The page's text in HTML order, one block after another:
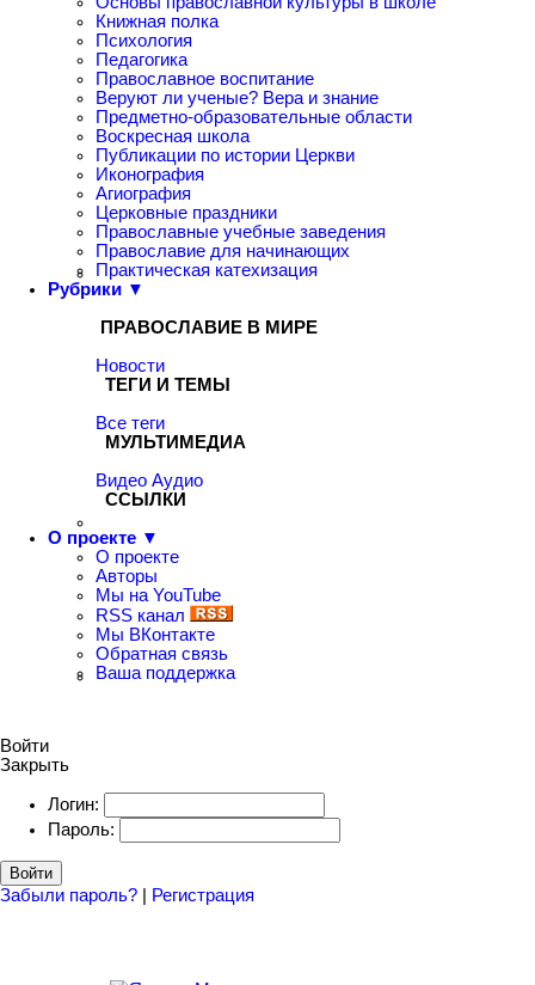
Книжная полка
Психология
Педагогика
Православное воспитание
Веруют ли ученые? Вера и знание
Предметно-образовательные области
Воскресная школа
Публикации по истории Церкви
Иконография
Агиография
Церковные праздники
Православные учебные заведения
Православие для начинающих
Практическая катехизация
Рубрики ▼
ПРАВОСЛАВИЕ В МИРЕ
Новости
ТЕГИ И ТЕМЫ
Все теги
МУЛЬТИМЕДИА
Видео Аудио
ССЫЛКИ
О проекте ▼
О проекте
Авторы
Мы на YouTube
RSS канал
Мы ВКонтакте
Обратная связь
Ваша поддержка
Войти
Закрыть
Логин:
Пароль:
Войти
Забыли пароль? | Регистрация